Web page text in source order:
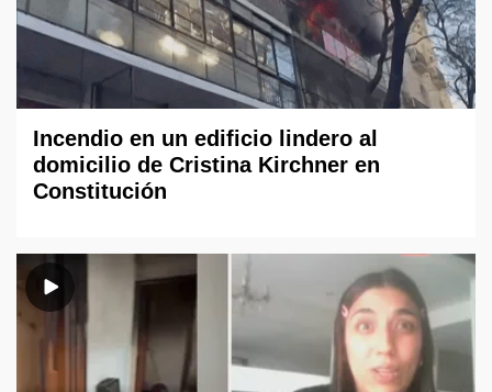
Incendio en un edificio lindero al
domicilio de Cristina Kirchner en
Constitución